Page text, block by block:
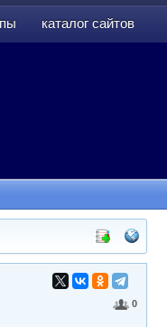
каталог сайтов
0